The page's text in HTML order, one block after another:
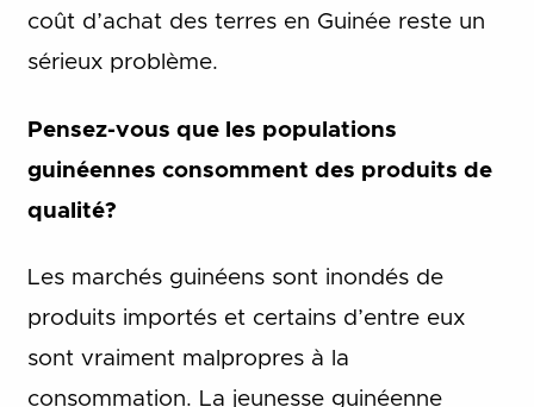
coût d’achat des terres en Guinée reste un
sérieux problème.
Pensez-vous que les populations
guinéennes consomment des produits de
qualité?
Les marchés guinéens sont inondés de
produits importés et certains d’entre eux
sont vraiment malpropres à la
consommation. La jeunesse guinéenne